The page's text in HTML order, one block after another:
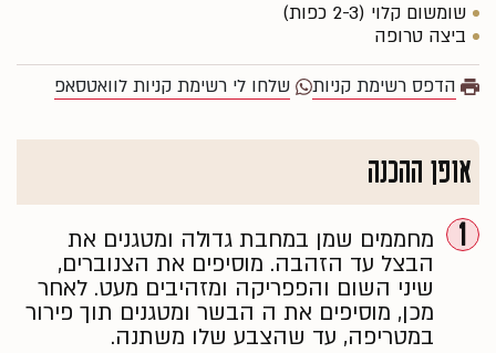
שומשום קלוי (2-3 כפות)
ביצה טרופה
הדפס רשימת קניות שלחו לי רשימת קניות לוואטסאפ
אופן ההכנה
1
מחממים שמן במחבת גדולה ומטגנים את
הבצל עד הזהבה. מוסיפים את הצנוברים,
שיני השום והפפריקה ומזהיבים מעט. לאחר
מכן, מוסיפים את ה הבשר ומטגנים תוך פירור
במטריפה, עד שהצבע שלו משתנה.